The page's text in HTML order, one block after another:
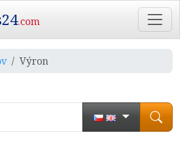
.com
Výron